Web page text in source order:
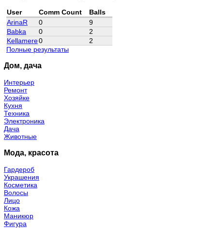
User Comm Count
Balls
ArinaR
0
9
Babka
0
2
Kellamere0
2
Полные результаты
Дом, дача
Интерьер
Ремонт
Хозяйке
Кухня
Техника
Электроника
Дача
Животные
Мода, красота
Гардероб
Украшения
Косметика
Волосы
Лицо
Кожа
Маникюр
Фигура